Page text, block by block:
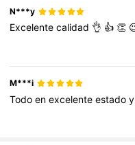
N***y
Excelentecalidad 👌 👍👏
M***i
Todoenexcelenteestadoy